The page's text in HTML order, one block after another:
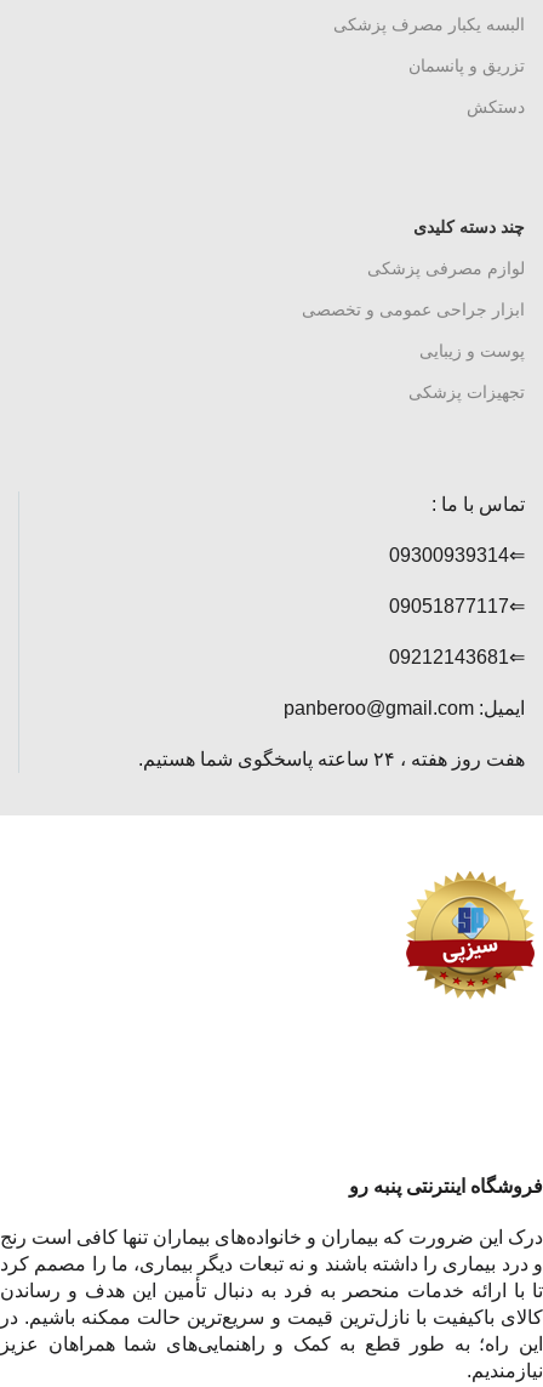
البسه یکبار مصرف پزشکی
تزریق و پانسمان
دستکش
چند دسته کلیدی
لوازم مصرفی پزشکی
ابزار جراحی عمومی و تخصصی
پوست و زیبایی
تجهیزات پزشکی
تماس با ما :
⇐09300939314
⇐09051877117
⇐09212143681
ایمیل: panberoo@gmail.com
هفت روز هفته ، ۲۴ ساعته پاسخگوی شما هستیم.
فروشگاه اینترنتی پنبه رو
درک این ضرورت که بیماران و خانواده‌های بیماران تنها کافی است رنج
و درد بیماری را داشته باشند و نه تبعات دیگر بیماری، ما را مصمم کرد
تا با ارائه خدمات منحصر به فرد به دنبال تأمین این هدف و رساندن
کالای باکیفیت با نازل‌ترین قیمت و سریع‌ترین حالت ممکنه باشیم. در
این راه؛ به طور قطع به کمک و راهنمایی‌های شما همراهان عزیز
نیازمندیم.